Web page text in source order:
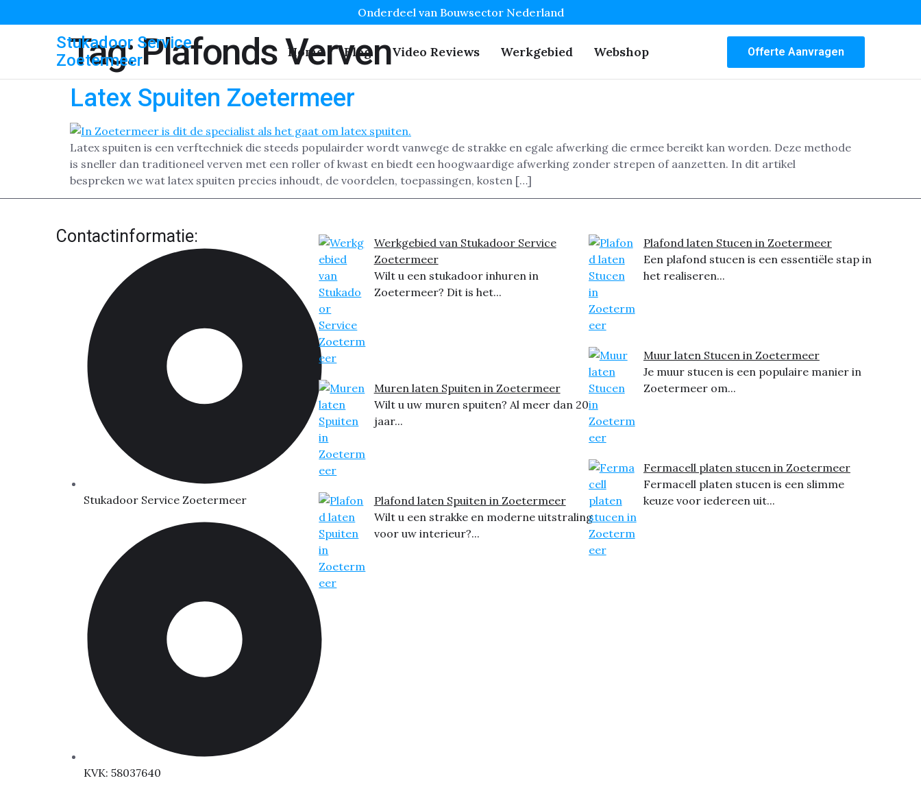
Onderdeel van Bouwsector Nederland
Stukadoor Service
Zoetermeer
Home Blog Video Reviews Werkgebied Webshop Offerte Aanvragen
Tag:Plafonds Verven
Latex Spuiten Zoetermeer
Latex spuiten is een verftechniek die steeds populairder wordt vanwege de strakke en egale afwerking die ermee bereikt kan worden. Deze methode
is sneller dan traditioneel verven met een roller of kwast en biedt een hoogwaardige afwerking zonder strepen of aanzetten. In dit artikel
bespreken we wat latex spuiten precies inhoudt, de voordelen, toepassingen, kosten […]
Contactinformatie:
Stukadoor Service Zoetermeer
KVK: 58037640
Werkgebied van Stukadoor Service
Zoetermeer
Wilt u een stukadoor inhuren in
Zoetermeer? Dit is het...
Muren laten Spuiten in Zoetermeer
Wilt u uw muren spuiten? Al meer dan 20
jaar...
Plafond laten Spuiten in Zoetermeer
Wilt u een strakke en moderne uitstraling
voor uw interieur?...
Plafond laten Stucen in Zoetermeer
Een plafond stucen is een essentiële stap in
het realiseren...
Muur laten Stucen in Zoetermeer
Je muur stucen is een populaire manier in
Zoetermeer om...
Fermacell platen stucen in Zoetermeer
Fermacell platen stucen is een slimme
keuze voor iedereen uit...